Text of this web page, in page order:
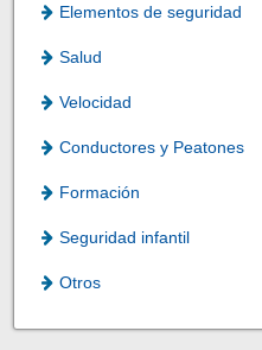
Elementos de seguridad
Salud
Velocidad
Conductores y Peatones
Formación
Seguridad infantil
Otros